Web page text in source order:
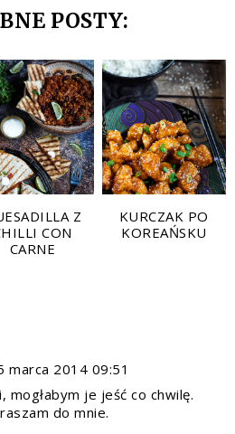
POSTY:
Z
CON
CARNE
KURCZAK PO
KOREAŃSKU
marca 2014 09:51
mogłabym je jeść co chwilę.
do mnie.